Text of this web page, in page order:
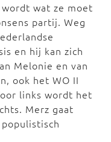
wat ze moet
partij. Weg
en hij kan zich
Melonie en van
ook het WO II
links wordt het
Merz gaat